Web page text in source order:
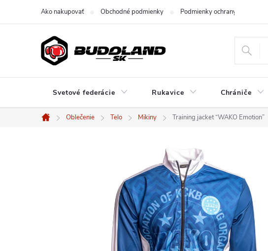
Ako nakupovať Obchodné podmienky Podmienky ochrany osobných
Svetové federácie Rukavice Chrániče
Domov
Oblečenie Telo Mikiny Training jacket “WAKO Emotion”